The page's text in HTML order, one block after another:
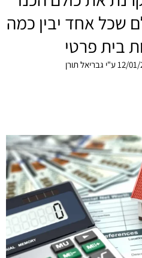
שכל אחד יבין כמה
בית פרטי